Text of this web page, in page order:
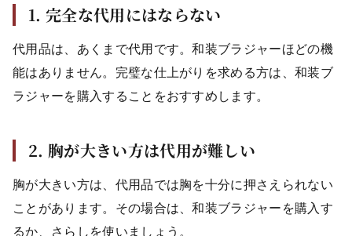
1. 完全な代用にはならない
代用品は、あくまで代用です。和装ブラジャーほどの機
能はありません。完璧な仕上がりを求める方は、和装ブ
ラジャーを購入することをおすすめします。
2. 胸が大きい方は代用が難しい
胸が大きい方は、代用品では胸を十分に押さえられない
ことがあります。その場合は、和装ブラジャーを購入す
るか、さらしを使いましょう。